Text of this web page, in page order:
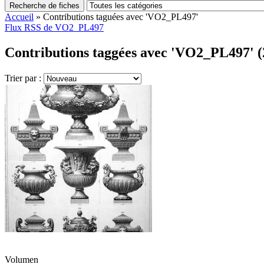
Recherche de fiches
Accueil » Contributions taguées avec 'VO2_PL497'
Flux RSS de VO2_PL497
Contributions taggées avec 'VO2_PL497'
Trier par :
Volumen